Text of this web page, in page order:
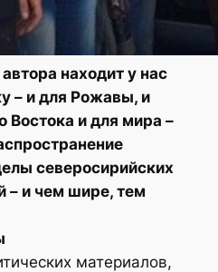
находит у нас
– и для Рожавы, и
Востока и для мира –
северосирийских
– и чем шире, тем
материалов,